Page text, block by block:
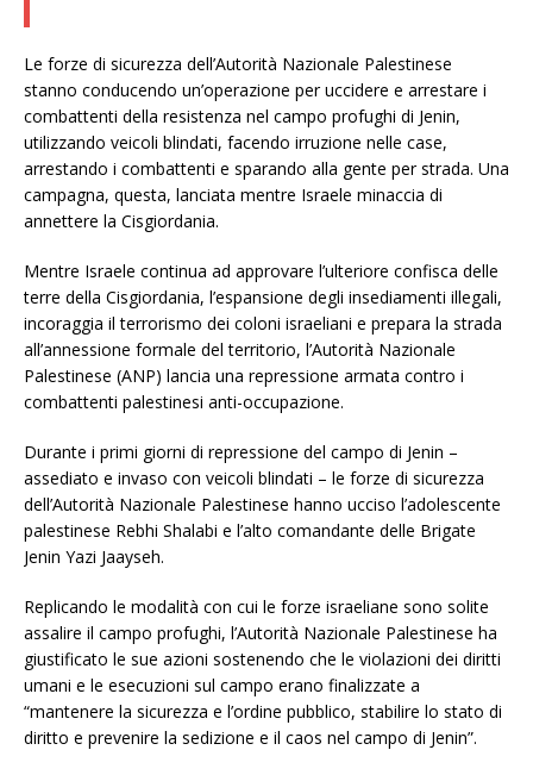
Le forze di sicurezza dell’Autorità Nazionale Palestinese
stanno conducendo un’operazione per uccidere e arrestare i
combattenti della resistenza nel campo profughi di Jenin,
utilizzando veicoli blindati, facendo irruzione nelle case,
arrestando i combattenti e sparando alla gente per strada. Una
campagna, questa, lanciata mentre Israele minaccia di
annettere la Cisgiordania.
Mentre Israele continua ad approvare l’ulteriore confisca delle
terre della Cisgiordania, l’espansione degli insediamenti illegali,
incoraggia il terrorismo dei coloni israeliani e prepara la strada
all’annessione formale del territorio, l’Autorità Nazionale
Palestinese (ANP) lancia una repressione armata contro i
combattenti palestinesi anti-occupazione.
Durante i primi giorni di repressione del campo di Jenin –
assediato e invaso con veicoli blindati – le forze di sicurezza
dell’Autorità Nazionale Palestinese hanno ucciso l’adolescente
palestinese Rebhi Shalabi e l’alto comandante delle Brigate
Jenin Yazi Jaayseh.
Replicando le modalità con cui le forze israeliane sono solite
assalire il campo profughi, l’Autorità Nazionale Palestinese ha
giustificato le sue azioni sostenendo che le violazioni dei diritti
umani e le esecuzioni sul campo erano finalizzate a
“mantenere la sicurezza e l’ordine pubblico, stabilire lo stato di
diritto e prevenire la sedizione e il caos nel campo di Jenin”.